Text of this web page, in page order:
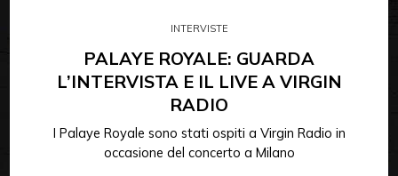
INTERVISTE
PALAYE ROYALE: GUARDA
L’INTERVISTA E IL LIVE A VIRGIN
RADIO
I Palaye Royale sono stati ospiti a Virgin Radio in
occasione del concerto a Milano